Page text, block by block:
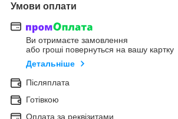
Умови оплати
Ви отримаєте замовлення
або гроші повернуться на вашу картку
Детальніше
Післяплата
Готівкою
Оплата за реквізитами